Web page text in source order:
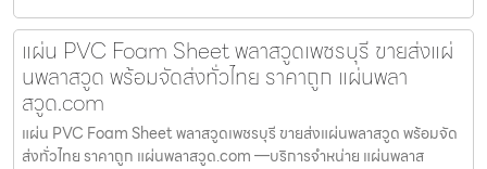
แผ่น PVC Foam Sheet พลาสวูดเพชรบุรี ขายส่งแผ่
นพลาสวูด พร้อมจัดส่งทั่วไทย ราคาถูก แผ่นพลา
สวูด.com
แผ่น PVC Foam Sheet พลาสวูดเพชรบุรี ขายส่งแผ่นพลาสวูด พร้อมจัด
ส่งทั่วไทย ราคาถูก แผ่นพลาสวูด.com —บริการจำหน่าย แผ่นพลาส